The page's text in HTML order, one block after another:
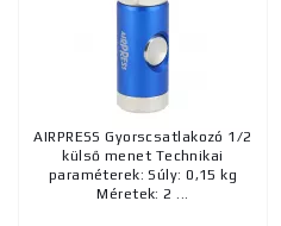
AIRPRESS Gyorscsatlakozó 1/2
külső menet Technikai
paraméterek: Súly: 0,15 kg
Méretek: 2 ...